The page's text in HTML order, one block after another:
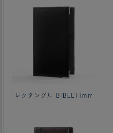
レクタングル BIBLE11mm